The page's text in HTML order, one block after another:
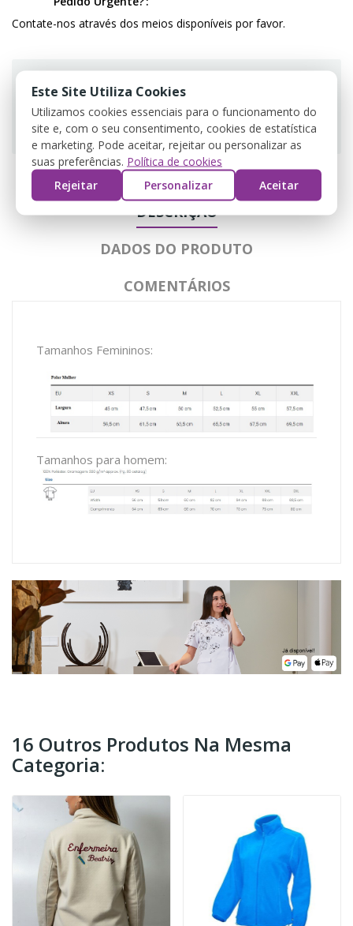
Contate-nos através dos meios disponíveis por favor.
Guarantee safe & secure checkout
DESCRIÇÃO
DADOS DO PRODUTO
COMENTÁRIOS
Tamanhos Femininos:
Tamanhos para homem:
16 Outros Produtos Na Mesma
Categoria:
Este Site Utiliza Cookies
Utilizamos cookies essenciais para o funcionamento do
site e, com o seu consentimento, cookies de estatística
e marketing. Pode aceitar, rejeitar ou personalizar as
suas preferências. Política de cookies
Rejeitar
Personalizar Aceitar